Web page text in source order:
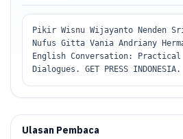
Pikir Wisnu Wijayanto Nenden
Nufus Gitta Vania Andriany
English Conversation: Practical
Dialogues. GET PRESS INDONESIA.
Ulasan Pembaca